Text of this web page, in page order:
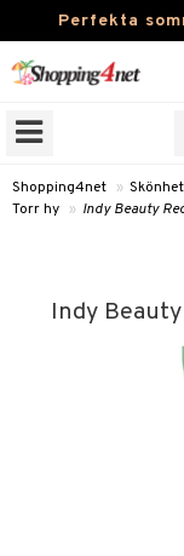
Perfekta
Skönhet
Kontaktlinser
Fitness
Leksaker, Barn &
Shopping4net » Skönhet
Torr hy » Indy Beauty
Indy